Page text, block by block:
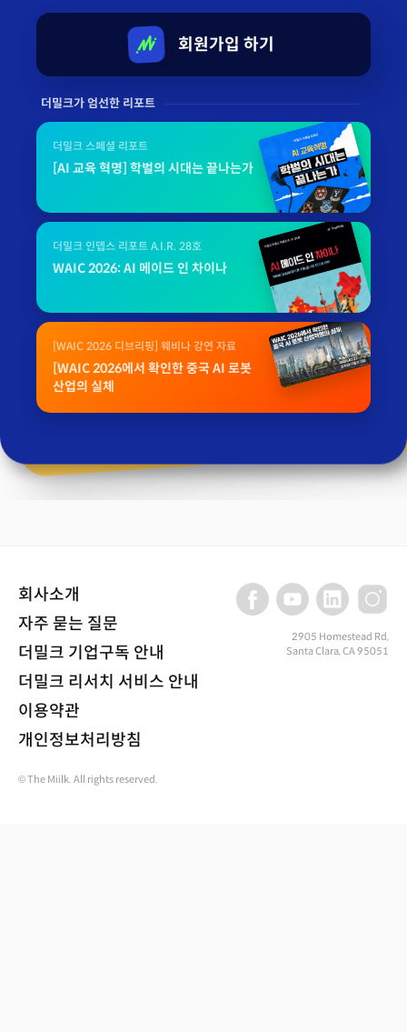
회원가입 하기
더밀크가 엄선한 리포트
더밀크 스페셜 리포트
[AI 교육 혁명] 학벌의 시대는 끝나는가
더밀크 인뎁스 리포트 A.I.R. 28호
WAIC 2026: AI 메이드 인 차이나
[WAIC 2026 디브리핑] 웨비나 강연 자료
[WAIC 2026에서 확인한 중국 AI 로봇
산업의 실체
회사소개
자주 묻는 질문
더밀크 기업구독 안내
더밀크 리서치 서비스 안내
이용약관
개인정보처리방침
2905 Homestead Rd,
Santa Clara, CA 95051
© The Miilk. All rights reserved.